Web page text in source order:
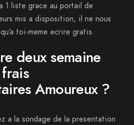
1 liste grace au portail de
mis a disposition, il ne nous
toi-meme ecrire gratis.
deux semaine
Amoureux ?
a la sondage de la presentation